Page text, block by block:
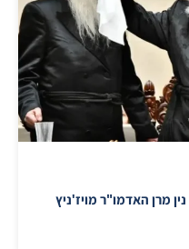
מרן האדמו"ר מויז'ניץ